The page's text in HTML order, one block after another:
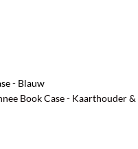
- Blauw
Book Case - Kaarthouder